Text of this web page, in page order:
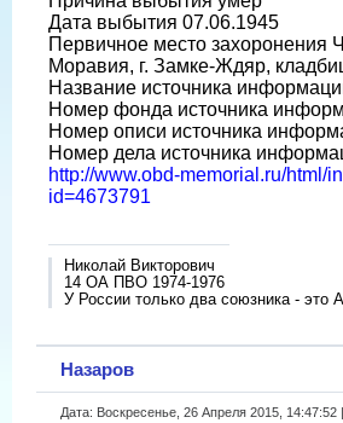
Дата выбытия 07.06.1945
Первичное место захоронения
Моравия, г. Замке-Ждяр,
Название источника
Номер фонда источника
Номер описи источника
Номер дела источника
http://www.obd-memorial.ru/html/
id=4673791
Николай Викторович
14 ОА ПВО 1974-1976
У России только два союзника - это
Назаров
Дата: Воскресенье, 26 Апреля 2015,